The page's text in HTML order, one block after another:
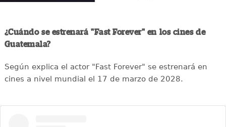
¿Cuándo se estrenará "Fast Forever" en los cines de
Guatemala?
Según explica el actor "Fast Forever" se estrenará en
cines a nivel mundial el 17 de marzo de 2028.